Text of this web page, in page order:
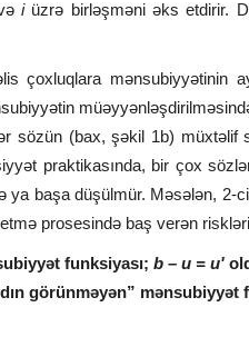
iüzrə birləşməni əks etdirir.
çoxluqlara mənsubiyyətinin
sözün (bax, şəkil 1b) müxtəlif
praktikasında, bir çox
ya başa düşülmür. Məsələn,
prosesində baş verən
funksiyası; b – u = u'
görünməyən” mənsubiyyət